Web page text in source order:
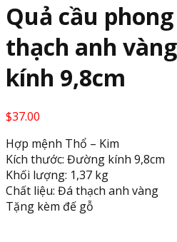
Quả cầu
thạch anh
kính 9,8cm
$37.00
Hợp mệnh Thổ – Kim
Kích thước: Đường kính 9,8cm
Khối lượng: 1,37 kg
Chất liệu: Đá thạch anh vàng
Tặng kèm đế gỗ